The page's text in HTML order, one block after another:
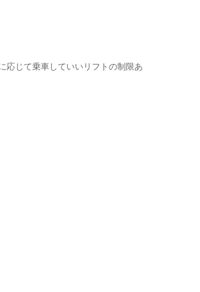
応じて乗車していいリフトの制限あ